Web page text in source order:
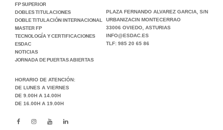
FP SUPERIOR
DOBLES TITULACIONES
DOBLE TITULACIÓN INTERNACIONAL
MASTER FP
TECNOLOGÍA Y CERTIFICACIONES
ESDAC
NOTICIAS
JORNADA DE PUERTAS ABIERTAS
PLAZA FERNANDO ALVAREZ GARCIA, S/N
URBANIZACIN MONTECERRAO
33006 OVIEDO, ASTURIAS
INFO@ESDAC.ES
TLF: 985 20 65 86
HORARIO DE ATENCIÓN:
DE LUNES A VIERNES
DE 9.00H A 14.00H
DE 16.00H A 19.00H